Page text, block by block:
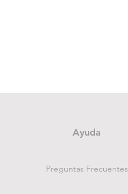
Ayuda
Preguntas Frecuentes